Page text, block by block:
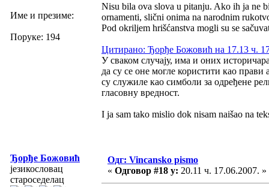
Име и презиме:
Поруке: 194
Nisu bila ova slova u pitanju. Ako ih ja ne
ornamenti, slični onima na narodnim
Pod okriljem hrišćanstva mogli su se
Цитирано: Ђорђе Божовић на 17.13 ч.
У сваком случају, има и оних
да су се оне могле користити као прави
су служиле као симболи за одређене
гласовну вредност.
I ja sam tako mislio dok nisam naišao na
Ђорђе Божовић
језикословац
староседелац
Одг: Vincansko pismo
« Одговор #18 у: 20.11 ч. 17.06.2007. »